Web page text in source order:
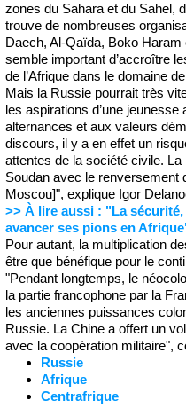
zones du Sahara et du Sahel,
trouve de nombreuses
Daech, Al-Qaïda, Boko Haram
semble important d’accroître
de l’Afrique dans le domaine
Mais la Russie pourrait très
les aspirations d’une
alternances et aux valeurs
discours, il y a en effet un
attentes de la société civile.
Soudan avec le renversement
Moscou]", explique Igor
>> À lire aussi : "La
avancer ses pions en
Pour autant, la multiplication
être que bénéfique pour le
"Pendant longtemps, le
la partie francophone par la
les anciennes puissances
Russie. La Chine a offert un
avec la coopération militaire",
Russie
Afrique
Centrafrique